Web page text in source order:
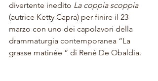
divertente inedito La coppia scoppia
(autrice Ketty Capra) per finire il 23
marzo con uno dei capolavori della
drammaturgia contemporanea “La
grasse matinée ” di René De Obaldia.